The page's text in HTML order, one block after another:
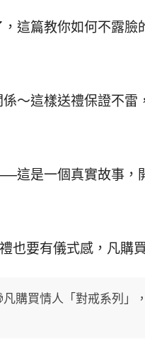
這篇教你如何不露臉
～這樣送禮保證不
這是一個真實故事，
也要有儀式感，凡購
購買情人「對戒系列」